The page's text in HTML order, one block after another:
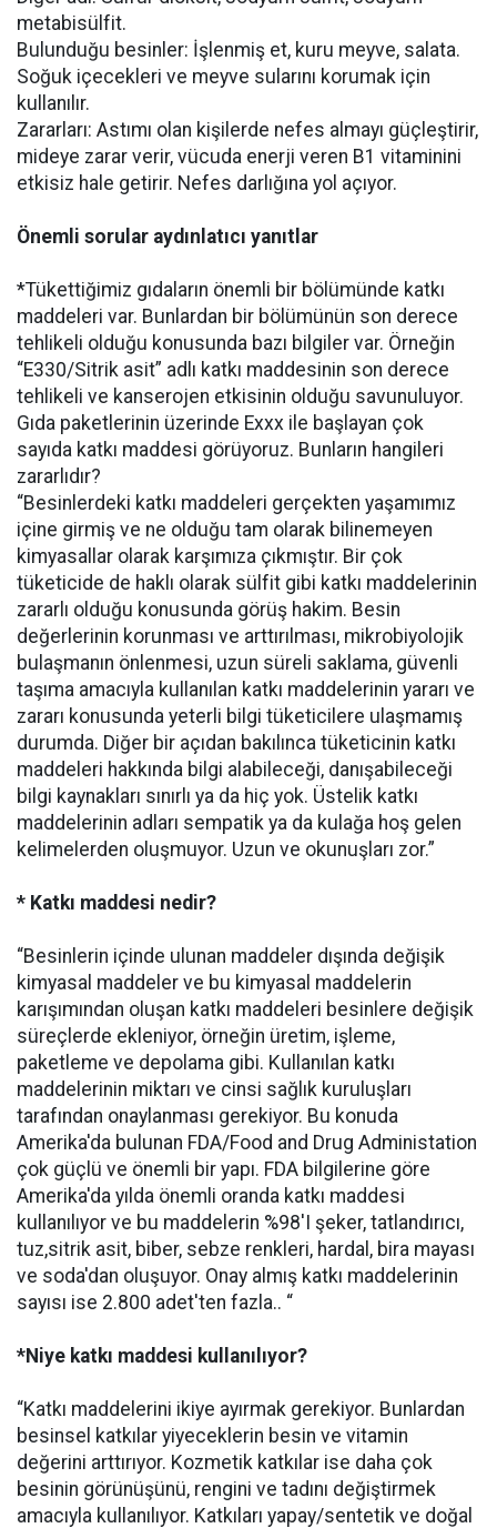
metabisülfit.
Bulunduğu besinler: İşlenmiş et, kuru meyve, salata.
Soğuk içecekleri ve meyve sularını korumak için
kullanılır.
Zararları: Astımı olan kişilerde nefes almayı güçleştirir,
mideye zarar verir, vücuda enerji veren B1 vitaminini
etkisiz hale getirir. Nefes darlığına yol açıyor.
Önemli sorular aydınlatıcı yanıtlar
*Tükettiğimiz gıdaların önemli bir bölümünde katkı
maddeleri var. Bunlardan bir bölümünün son derece
tehlikeli olduğu konusunda bazı bilgiler var. Örneğin
“E330/Sitrik asit” adlı katkı maddesinin son derece
tehlikeli ve kanserojen etkisinin olduğu savunuluyor.
Gıda paketlerinin üzerinde Exxx ile başlayan çok
sayıda katkı maddesi görüyoruz. Bunların hangileri
zararlıdır?
“Besinlerdeki katkı maddeleri gerçekten yaşamımız
içine girmiş ve ne olduğu tam olarak bilinemeyen
kimyasallar olarak karşımıza çıkmıştır. Bir çok
tüketicide de haklı olarak sülfit gibi katkı maddelerinin
zararlı olduğu konusunda görüş hakim. Besin
değerlerinin korunması ve arttırılması, mikrobiyolojik
bulaşmanın önlenmesi, uzun süreli saklama, güvenli
taşıma amacıyla kullanılan katkı maddelerinin yararı ve
zararı konusunda yeterli bilgi tüketicilere ulaşmamış
durumda. Diğer bir açıdan bakılınca tüketicinin katkı
maddeleri hakkında bilgi alabileceği, danışabileceği
bilgi kaynakları sınırlı ya da hiç yok. Üstelik katkı
maddelerinin adları sempatik ya da kulağa hoş gelen
kelimelerden oluşmuyor. Uzun ve okunuşları zor.”
* Katkı maddesi nedir?
“Besinlerin içinde ulunan maddeler dışında değişik
kimyasal maddeler ve bu kimyasal maddelerin
karışımından oluşan katkı maddeleri besinlere değişik
süreçlerde ekleniyor, örneğin üretim, işleme,
paketleme ve depolama gibi. Kullanılan katkı
maddelerinin miktarı ve cinsi sağlık kuruluşları
tarafından onaylanması gerekiyor. Bu konuda
Amerika'da bulunan FDA/Food and Drug Administation
çok güçlü ve önemli bir yapı. FDA bilgilerine göre
Amerika'da yılda önemli oranda katkı maddesi
kullanılıyor ve bu maddelerin %98'I şeker, tatlandırıcı,
tuz,sitrik asit, biber, sebze renkleri, hardal, bira mayası
ve soda'dan oluşuyor. Onay almış katkı maddelerinin
sayısı ise 2.800 adet'ten fazla.. “
*Niye katkı maddesi kullanılıyor?
“Katkı maddelerini ikiye ayırmak gerekiyor. Bunlardan
besinsel katkılar yiyeceklerin besin ve vitamin
değerini arttırıyor. Kozmetik katkılar ise daha çok
besinin görünüşünü, rengini ve tadını değiştirmek
amacıyla kullanılıyor. Katkıları yapay/sentetik ve doğal